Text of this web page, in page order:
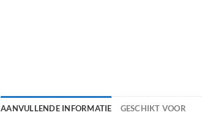
AANVULLENDE INFORMATIE GESCHIKT VOOR